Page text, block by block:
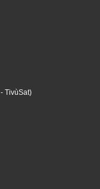
- TivùSat)